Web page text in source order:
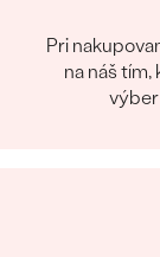
Pri
na náš